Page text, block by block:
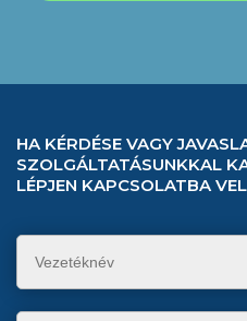
HA KÉRDÉSE VAGY
SZOLGÁLTATÁSUNKKAL
LÉPJEN KAPCSOLATBA